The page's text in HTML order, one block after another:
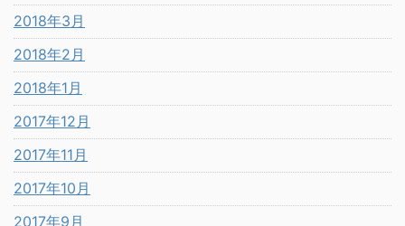
2018年3月
2018年2月
2018年1月
2017年12月
2017年11月
2017年10月
2017年9月